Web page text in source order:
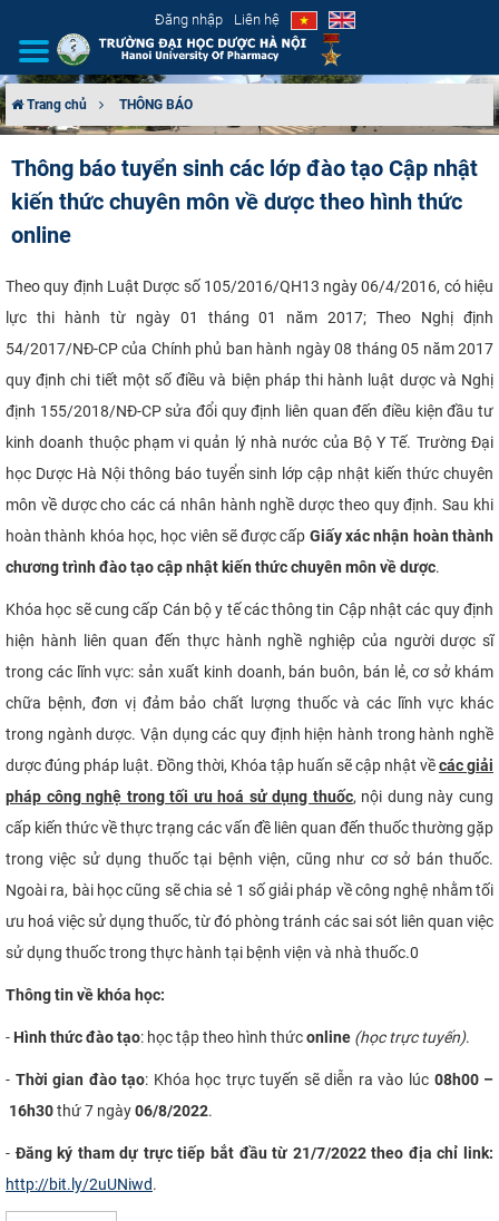
Đăng nhập Liên hệ
CƠ CẤU TỔ CHỨC
ĐÀO TẠO
ĐẢM BẢO CHẤT LƯỢNG
KHOA HỌC CÔNG NGHỆ
HTQT
CỰU NGƯỜI HỌC
Trang chủ THÔNG BÁO
Thông báo tuyển sinh các lớp đào tạo Cập nhật
kiến thức chuyên môn về dược theo hình thức
online
Theo quy định Luật Dược số 105/2016/QH13 ngày 06/4/2016, có hiệu
lực thi hành từ ngày 01 tháng 01 năm 2017; Theo Nghị định
54/2017/NĐ-CP của Chính phủ ban hành ngày 08 tháng 05 năm 2017
quy định chi tiết một số điều và biện pháp thi hành luật dượcvà Nghị
định 155/2018/NĐ-CP sửa đổi quy định liên quan đến điều kiện đầu tư
kinh doanh thuộc phạm vi quản lý nhà nước của Bộ Y Tế. Trường Đại
học Dược Hà Nội thông báo tuyển sinh lớp cập nhật kiến thức chuyên
môn về dược cho các cá nhân hành nghề dược theo quy định.Sau khi
hoàn thành khóa học, học viên sẽ được cấp Giấy xác nhận hoàn thành
chương trình đào tạo cập nhật kiến thức chuyên môn về dược.
Khóa học sẽ cung cấp Cán bộ y tế các thông tin Cập nhật các quy định
hiện hành liên quan đến thực hành nghề nghiệp của người dược sĩ
trong các lĩnh vực: sản xuất kinh doanh, bán buôn, bán lẻ, cơ sở khám
chữa bệnh, đơn vị đảm bảo chất lượng thuốc và các lĩnh vực khác
trong ngành dược. Vận dụng các quy định hiện hành trong hành nghề
dược đúng pháp luật. Đồng thời, Khóa tập huấn sẽ cập nhật vềcác giải
pháp công nghệ trong tối ưu hoá sử dụng thuốc, nội dung này cung
cấp kiến thức về thực trạng các vấn đề liên quan đến thuốc thường gặp
trong việc sử dụng thuốc tại bệnh viện, cũng như cơ sở bán thuốc.
Ngoài ra, bài học cũng sẽ chia sẻ 1 số giải pháp về công nghệ nhằm tối
ưu hoá việc sử dụng thuốc, từ đó phòng tránh các sai sót liên quan việc
sử dụng thuốc trong thực hành tại bệnh viện và nhà thuốc.0
Thông tin về khóa học:
- Hình thức đào tạo: học tập theo hình thứconline (học trực tuyến).
- Thời gian đào tạo: Khóa học trực tuyến sẽ diễn ra vào lúc 08h00–
16h30thứ 7 ngày06/8/2022.
-Đăng ký tham dự trực tiếp bắt đầu từ 21/7/2022 theo địa chỉ link:
http://bit.ly/2uUNiwd.